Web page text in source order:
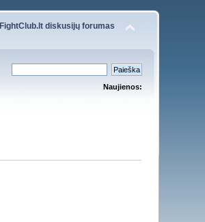
FightClub.lt diskusijų forumas
Naujienos: